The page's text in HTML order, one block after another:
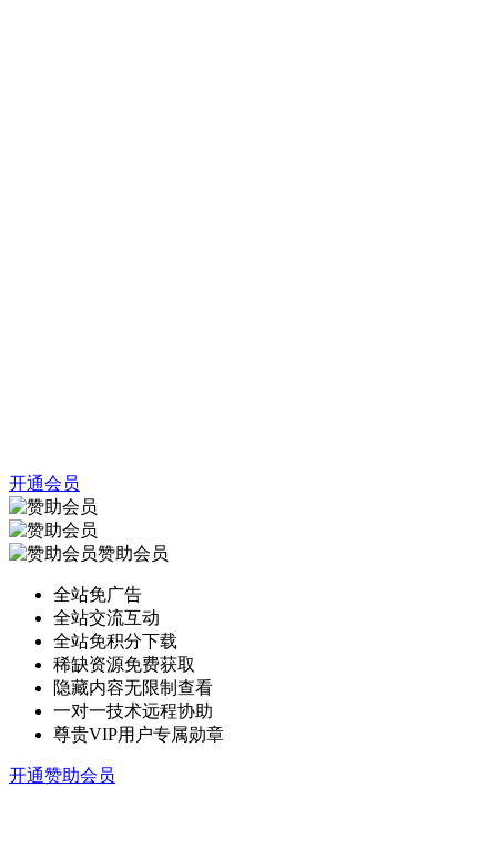
开通会员
赞助会员
全站免广告
全站交流互动
全站免积分下载
稀缺资源免费获取
隐藏内容无限制查看
一对一技术远程协助
尊贵VIP用户专属勋章
开通赞助会员